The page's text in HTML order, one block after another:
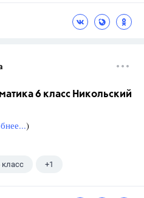
6 класс Никольский
)
класс +1